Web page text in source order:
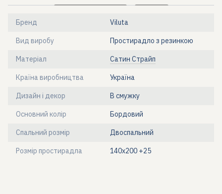
Бренд Viluta
Вид виробу Простирадло з резинкою
Матеріал Сатин Страйп
Країна виробництва Україна
Дизайн і декор В смужку
Основний колір Бордовий
Спальний розмір Двоспальний
Розмір простирадла 140х200 +25